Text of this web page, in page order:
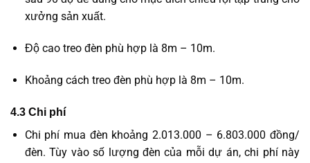
xưởng sản xuất.
Độ cao treo đèn phù hợp là 8m – 10m.
Khoảng cách treo đèn phù hợp là 8m – 10m.
4.3 Chi phí
Chi phí mua đèn khoảng 2.013.000 – 6.803.000 đồng/
đèn. Tùy vào số lượng đèn của mỗi dự án, chi phí này